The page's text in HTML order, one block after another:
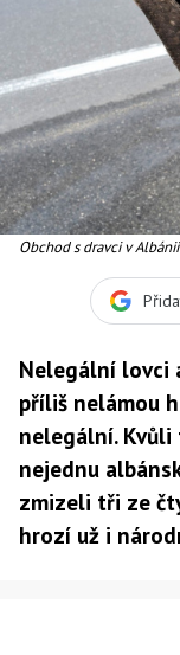
Obchod s dravci v
Nelegální lovci
příliš nelámou
nelegální. Kvůli
nejednu
zmizeli tři ze
hrozí už i